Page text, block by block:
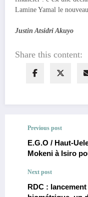
Lamine Yamal le
Justin Atsidri Akuyo
Share this content:
Previous post
E.G.O / Haut-
Mokeni à Isiro
Next post
RDC :